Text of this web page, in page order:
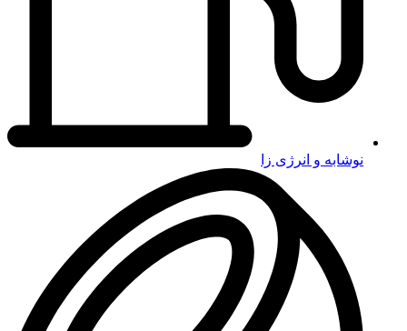
نوشابه و انرژی زا